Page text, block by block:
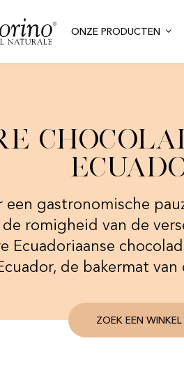
ONZE PRODUCTEN
een gastronomische
de romigheid van de
Ecuadoriaanse
de bakermat van
ZOEK EEN WINKEL